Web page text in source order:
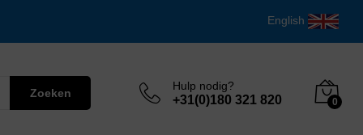
English
Zoeken
Hulp nodig?
+31(0)180 321 820 0